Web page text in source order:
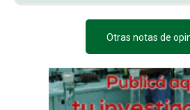
Otras notas de